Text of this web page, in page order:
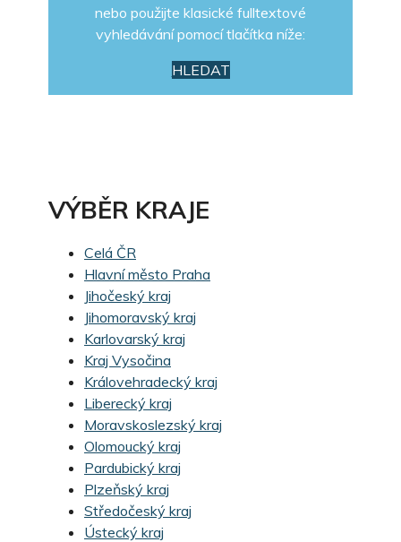
nebo použijte klasické fulltextové
vyhledávání pomocí tlačítka níže:
HLEDAT
VÝBĚR KRAJE
Celá ČR
Hlavní město Praha
Jihočeský kraj
Jihomoravský kraj
Karlovarský kraj
Kraj Vysočina
Královehradecký kraj
Liberecký kraj
Moravskoslezský kraj
Olomoucký kraj
Pardubický kraj
Plzeňský kraj
Středočeský kraj
Ústecký kraj